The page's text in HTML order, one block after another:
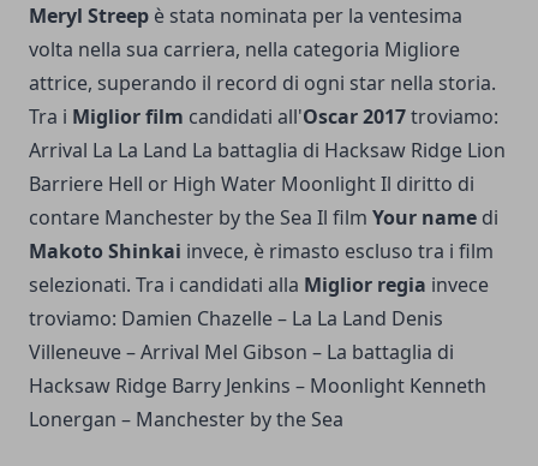
Meryl Streep è stata nominata per la ventesima
volta nella sua carriera, nella categoria Migliore
attrice, superando il record di ogni star nella storia.
Tra i Miglior film candidati all'Oscar 2017troviamo:
Arrival La La Land La battaglia di Hacksaw Ridge Lion
Barriere Hell or High Water Moonlight Il diritto di
contare Manchester by the Sea Il film Your name di
Makoto Shinkai invece, è rimasto escluso tra i film
selezionati. Tra i candidati alla Miglior regia invece
troviamo: Damien Chazelle – La La Land Denis
Villeneuve – Arrival Mel Gibson – La battaglia di
Hacksaw Ridge Barry Jenkins – Moonlight Kenneth
Lonergan – Manchester by the Sea